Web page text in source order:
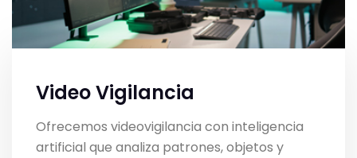
Video Vigilancia
Ofrecemos videovigilancia con inteligencia
artificial que analiza patrones, objetos y